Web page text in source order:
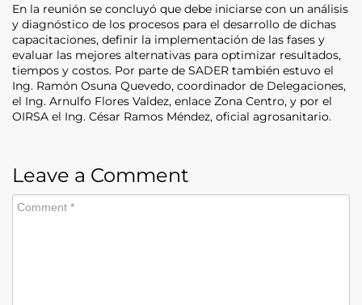
En la reunión se concluyó que debe iniciarse con un análisis
y diagnóstico de los procesos para el desarrollo de dichas
capacitaciones, definir la implementación de las fases y
evaluar las mejores alternativas para optimizar resultados,
tiempos y costos. Por parte de SADER también estuvo el
Ing. Ramón Osuna Quevedo, coordinador de Delegaciones,
el Ing. Arnulfo Flores Valdez, enlace Zona Centro, y por el
OIRSA el Ing. César Ramos Méndez, oficial agrosanitario.
Leave a Comment